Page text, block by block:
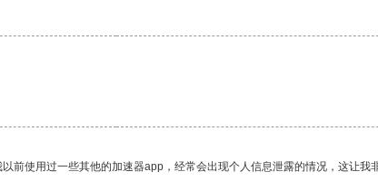
使用过一些其他的加速器app，经常会出现个人信息泄露的情况，这让我